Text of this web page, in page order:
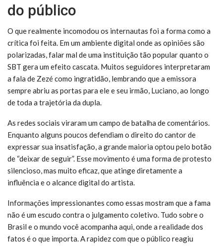
do público
O que realmente incomodou os internautas foi a forma como a
crítica foi feita. Em um ambiente digital onde as opiniões são
polarizadas, falar mal de uma instituição tão popular quanto o
SBT gera um efeito cascata. Muitos seguidores interpretaram
a fala de Zezé como ingratidão, lembrando que a emissora
sempre abriu as portas para ele e seu irmão, Luciano, ao longo
de toda a trajetória da dupla.
As redes sociais viraram um campo de batalha de comentários.
Enquanto alguns poucos defendiam o direito do cantor de
expressar sua insatisfação, a grande maioria optou pelo botão
de “deixar de seguir”. Esse movimento é uma forma de protesto
silencioso, mas muito eficaz, que atinge diretamente a
influência e o alcance digital do artista.
Informações impressionantes como essas mostram que a fama
não é um escudo contra o julgamento coletivo. Tudo sobre o
Brasil e o mundo você acompanha aqui, onde a realidade dos
fatos é o que importa. A rapidez com que o público reagiu